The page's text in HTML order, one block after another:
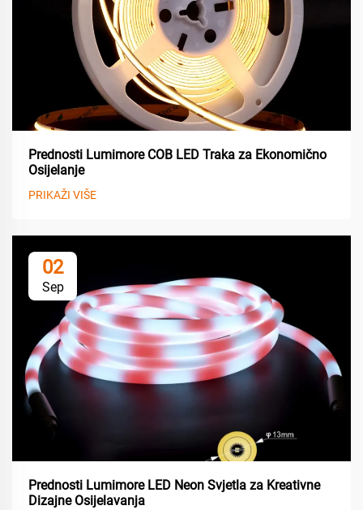
Prednosti Lumimore COB LED Traka za Ekonomično
Osijelanje
PRIKAŽI VIŠE
02
Sep
Prednosti Lumimore LED Neon Svjetla za Kreativne
Dizajne Osijelavanja